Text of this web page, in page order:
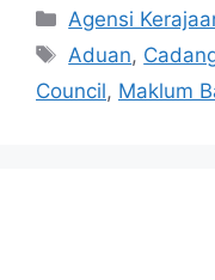
Categories
Agensi
Tags
Aduan,
Council, Maklum